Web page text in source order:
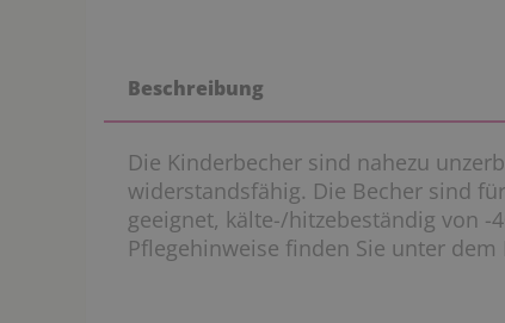
Beschreibung
Die Kinderbecher sind nahezu
widerstandsfähig. Die Becher sind
geeignet, kälte-/hitzebeständig von -
Pflegehinweise finden Sie unter